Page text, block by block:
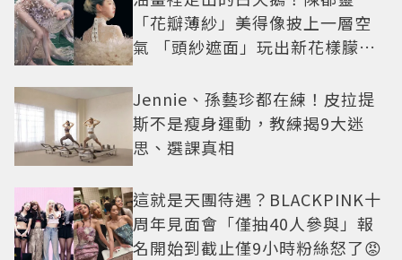
「花瓣薄紗」美得像披上一層空
氣 「頭紗遮面」玩出新花樣朦朧
Jennie、孫藝珍都在練！皮拉提
斯不是瘦身運動，教練揭9大迷
思、選課真相
這就是天團待遇？BLACKPINK十
周年見面會「僅抽40人參與」報
名開始到截止僅9小時粉絲怒了😡